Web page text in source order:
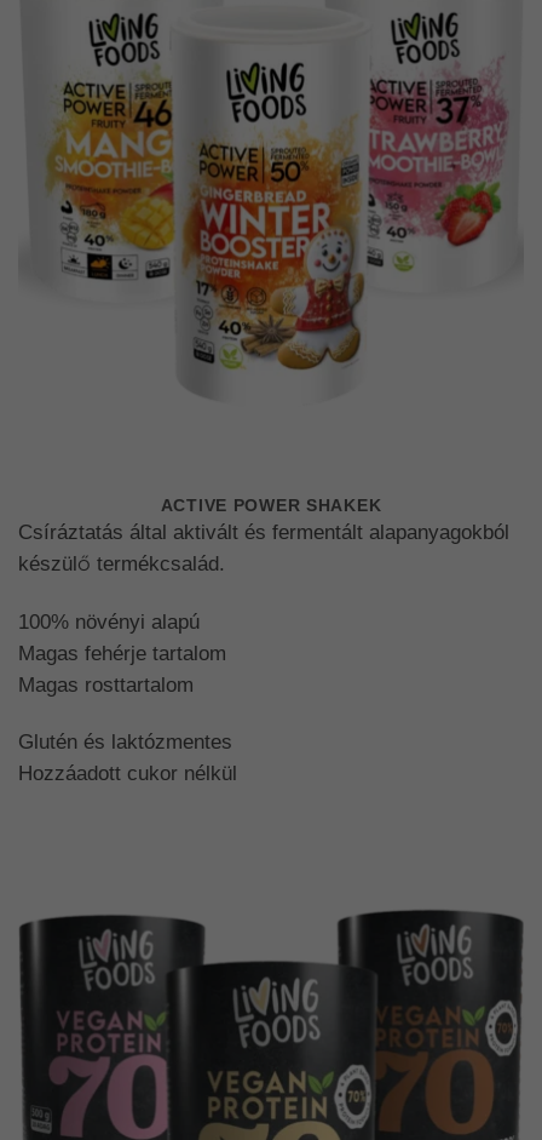
ACTIVE POWER SHAKEK
Csíráztatás által aktivált és fermentált alapanyagokból
készülő termékcsalád.
100% növényi alapú
Magas fehérje tartalom
Magas rosttartalom
Glutén és laktózmentes
Hozzáadott cukor nélkül